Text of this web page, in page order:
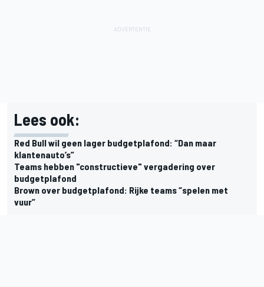
Lees ook:
Red Bull wil geen lager budgetplafond: “Dan maar
klantenauto’s”
Teams hebben "constructieve" vergadering over
budgetplafond
Brown over budgetplafond: Rijke teams “spelen met
vuur”